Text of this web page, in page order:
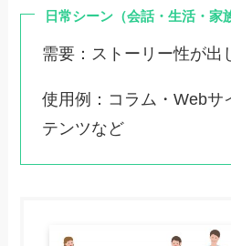
日常シーン（会話・生活・家
需要：ストーリー性が出
使用例：コラム・Webサ
テンツなど